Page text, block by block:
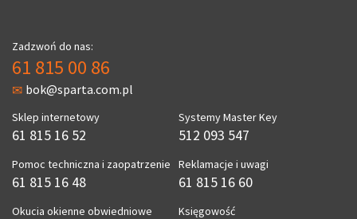
Zadzwoń do nas:
61 815 00 86
bok@sparta.com.pl
Sklep internetowy
61 815 16 52
Pomoc techniczna i zaopatrzenie
61 815 16 48
Okucia okienne obwiedniowe
Systemy Master Key
512 093 547
Reklamacje i uwagi
61 815 16 60
Księgowość